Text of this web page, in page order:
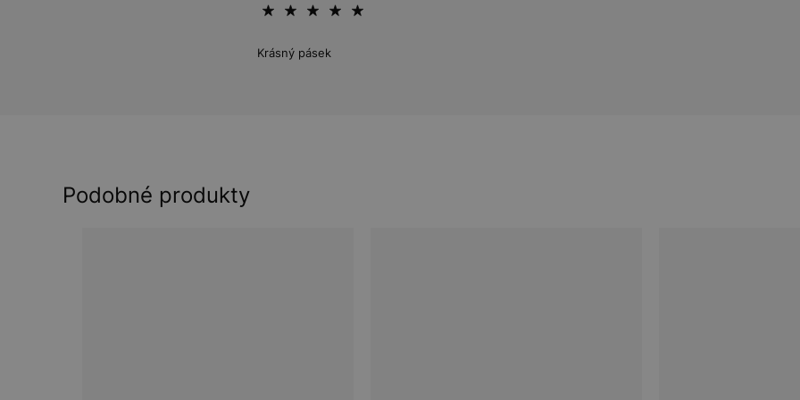
Krásný pásek
Podobné produkty